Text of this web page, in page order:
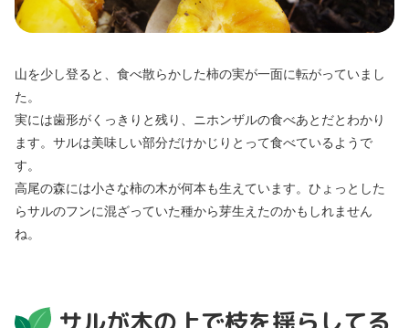
山を少し登ると、食べ散らかした柿の実が一面に転がっていまし
た。
実には歯形がくっきりと残り、ニホンザルの食べあとだとわかり
ます。サルは美味しい部分だけかじりとって食べているようで
す。
高尾の森には小さな柿の木が何本も生えています。ひょっとした
らサルのフンに混ざっていた種から芽生えたのかもしれません
ね。